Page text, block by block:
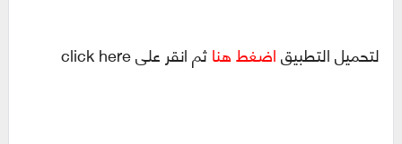
لتحميل التطبيقاضغط هناثم انقر على click here